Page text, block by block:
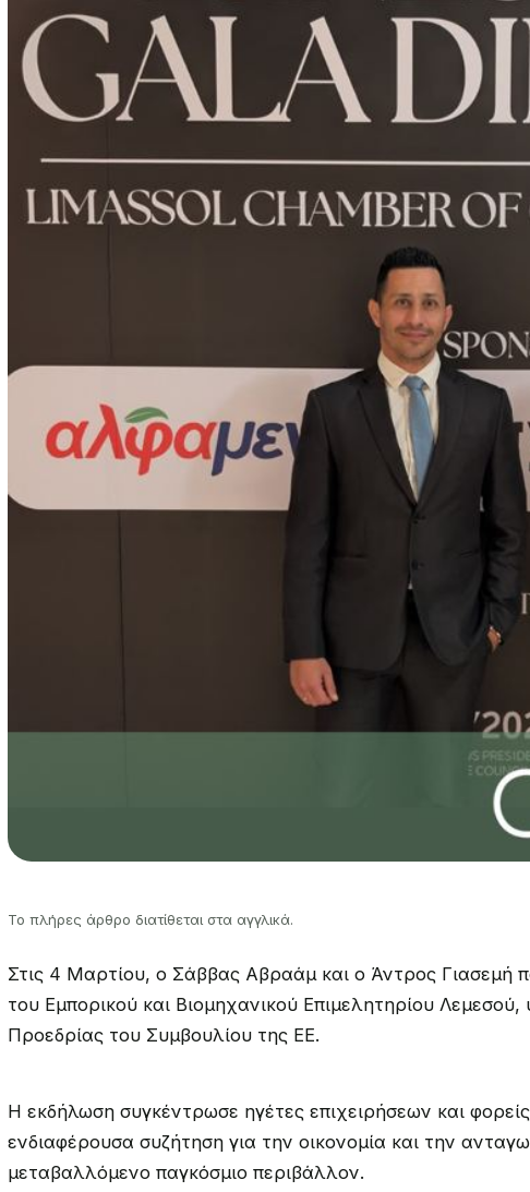
Το πλήρες άρθρο διατίθεται στα αγγλικά.
Στις 4 Μαρτίου, ο Σάββας Αβραάμ και ο Άντρος Γιασεμή
του Εμπορικού και Βιομηχανικού Επιμελητηρίου Λεμεσού,
Προεδρίας του Συμβουλίου της ΕΕ.
Η εκδήλωση συγκέντρωσε ηγέτες επιχειρήσεων και
ενδιαφέρουσα συζήτηση για την οικονομία και την
μεταβαλλόμενο παγκόσμιο περιβάλλον.